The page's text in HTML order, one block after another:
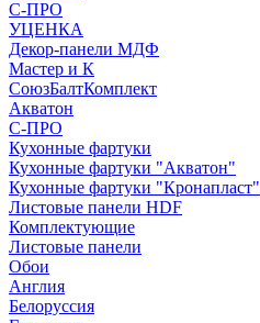
С-ПРО
УЦЕНКА
Декор-панели МДФ
Мастер и К
СоюзБалтКомплект
Акватон
С-ПРО
Кухонные фартуки
Кухонные фартуки "Акватон"
Кухонные фартуки "Кронапласт"
Листовые панели HDF
Комплектующие
Листовые панели
Обои
Англия
Белоруссия